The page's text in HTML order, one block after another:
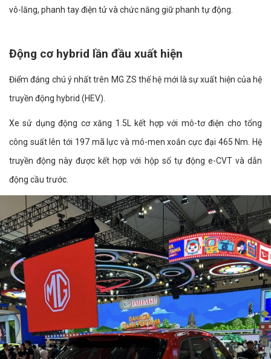
vô-lăng, phanh tay điện tử và chức năng giữ phanh tự động.
Động cơ hybrid lần đầu xuất hiện
Điểm đáng chú ý nhất trên MG ZS thế hệ mới là sự xuất hiện của hệ
truyền động hybrid (HEV).
Xe sử dụng động cơ xăng 1.5L kết hợp với mô-tơ điện cho tổng
công suất lên tới 197 mã lực và mô-men xoắn cực đại 465 Nm. Hệ
truyền động này được kết hợp với hộp số tự động e-CVT và dẫn
động cầu trước.